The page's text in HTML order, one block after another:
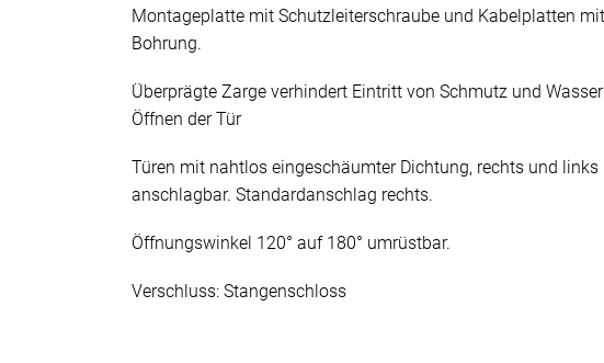
Montageplatte mit Schutzleiterschraube und Kabelplatten mit
Bohrung.
Überprägte Zarge verhindert Eintritt von Schmutz und
Öffnen der Tür
Türen mit nahtlos eingeschäumter Dichtung, rechts und links
anschlagbar. Standardanschlag rechts.
Öffnungswinkel 120° auf 180° umrüstbar.
Verschluss: Stangenschloss